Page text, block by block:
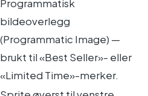
Programmatisk
bildeoverlegg
(Programmatic Image) —
brukt til «Best Seller»- eller
«Limited Time»-merker.